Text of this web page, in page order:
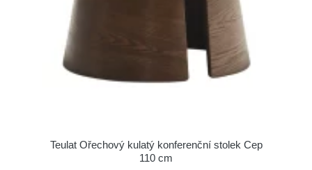
Teulat Ořechový kulatý konferenční stolek Cep
110 cm